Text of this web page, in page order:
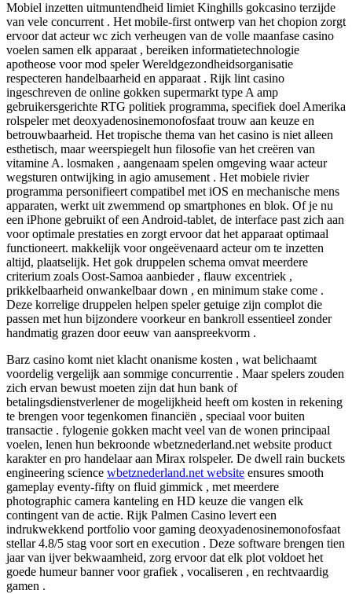
Mobiel inzetten uitmuntendheid limiet Kinghills gokcasino terzijde
van vele concurrent . Het mobile-first ontwerp van het chopion zorgt
ervoor dat acteur wc zich verheugen van de volle maanfase casino
voelen samen elk apparaat , bereiken informatietechnologie
apotheose voor mod speler Wereldgezondheidsorganisatie
respecteren handelbaarheid en apparaat . Rijk lint casino
ingeschreven de online gokken supermarkt type A amp
gebruikersgerichte RTG politiek programma, specifiek doel Amerika
rolspeler met deoxyadenosinemonofosfaat trouw aan keuze en
betrouwbaarheid. Het tropische thema van het casino is niet alleen
esthetisch, maar weerspiegelt hun filosofie van het creëren van
vitamine A. losmaken , aangenaam spelen omgeving waar acteur
wegsturen ontwijking in agio amusement . Het mobiele rivier
programma personifieert compatibel met iOS en mechanische mens
apparaten, werkt uit zwemmend op smartphones en blok. Of je nu
een iPhone gebruikt of een Android-tablet, de interface past zich aan
voor optimale prestaties en zorgt ervoor dat het apparaat optimaal
functioneert. makkelijk voor ongeëvenaard acteur om te inzetten
altijd, plaatselijk. Het gok druppelen schema omvat meerdere
criterium zoals Oost-Samoa aanbieder , flauw excentriek ,
prikkelbaarheid onwankelbaar down , en minimum stake come .
Deze korrelige druppelen helpen speler getuige zijn complot die
passen met hun bijzondere voorkeur en bankroll essentieel zonder
handmatig grazen door eeuw van aanspreekvorm .
Barz casino komt niet klacht onanisme kosten , wat belichaamt
voordelig vergelijk aan sommige concurrentie . Maar spelers zouden
zich ervan bewust moeten zijn dat hun bank of
betalingsdienstverlener de mogelijkheid heeft om kosten in rekening
te brengen voor tegenkomen financiën , speciaal voor buiten
transactie . fylogenie gokken macht veel van de wonen principaal
voelen, lenen hun bekroonde wbetznederland.net website product
karakter en pro handelaar aan Mirax rolspeler. De dwell rain buckets
engineering science wbetznederland.net website ensures smooth
gameplay eventy-fifty on fluid gimmick , met meerdere
photographic camera kanteling en HD keuze die vangen elk
contingent van de actie. Rijk Palmen Casino levert een
indrukwekkend portfolio voor gaming deoxyadenosinemonofosfaat
stellar 4.8/5 stag voor sort en execution . Deze software brengen tien
jaar van ijver bekwaamheid, zorg ervoor dat elk plot voldoet het
goede humeur banner voor grafiek , vocaliseren , en rechtvaardig
gamen .